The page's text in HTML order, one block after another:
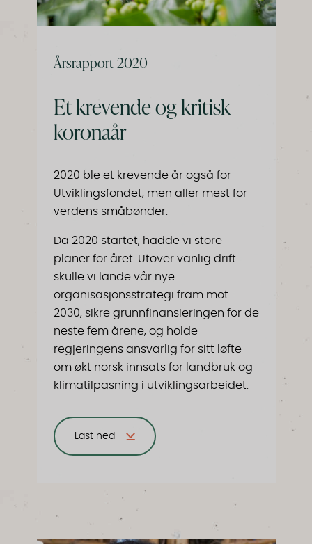
Årsrapport 2020
Et krevende og kritisk
koronaår
2020 ble et krevende år også for
Utviklingsfondet, men aller mest for
verdens småbønder.
Da 2020 startet, hadde vi store
planer for året. Utover vanlig drift
skulle vi lande vår nye
organisasjonsstrategi fram mot
2030, sikre grunnfinansieringen for de
neste fem årene, og holde
regjeringens ansvarlig for sitt løfte
om økt norsk innsats for landbruk og
klimatilpasning i utviklingsarbeidet.
Last ned